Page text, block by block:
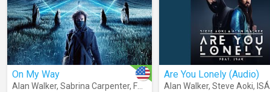
On My Way
Alan Walker, Sabrina Carpenter, Farruko
Are You Lonely (Audio)
Alan Walker, Steve Aoki,